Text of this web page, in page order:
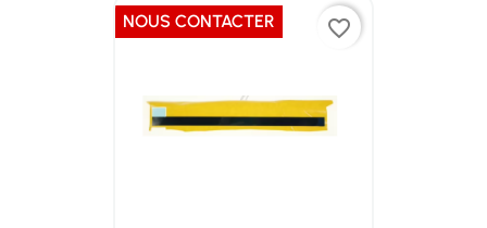
NOUS CONTACTER favorite_border